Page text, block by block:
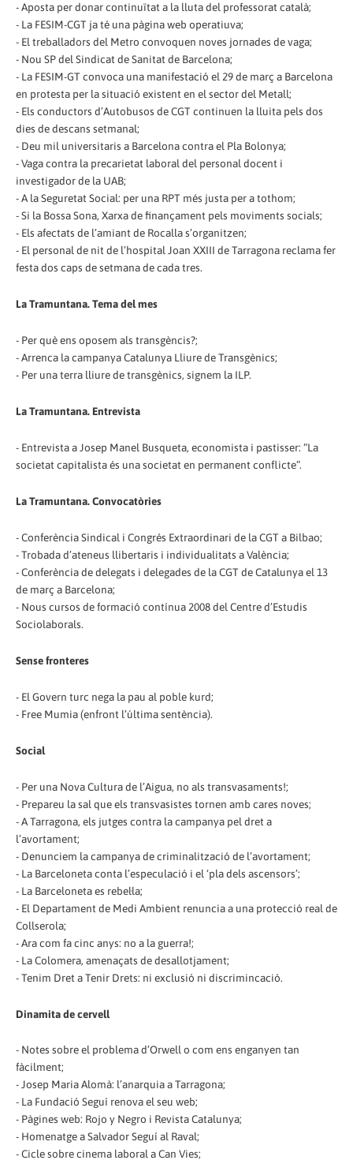
- Aposta per donar continuïtat a la lluta del professorat català;
- La FESIM-CGT ja té una pàgina web operatiuva;
- El treballadors del Metro convoquen noves jornades de vaga;
- Nou SP del Sindicat de Sanitat de Barcelona;
- La FESIM-GT convoca una manifestació el 29 de març a Barcelona
en protesta per la situació existent en el sector del Metall;
- Els conductors d’Autobusos de CGT continuen la lluita pels dos
dies de descans setmanal;
- Deu mil universitaris a Barcelona contra el Pla Bolonya;
- Vaga contra la precarietat laboral del personal docent i
investigador de la UAB;
- A la Seguretat Social: per una RPT més justa per a tothom;
- Si la Bossa Sona, Xarxa de finançament pels moviments socials;
- Els afectats de l’amiant de Rocalla s’organitzen;
- El personal de nit de l’hospital Joan XXIII de Tarragona reclama fer
festa dos caps de setmana de cada tres.
La Tramuntana. Tema del mes
- Per què ens oposem als transgèncis?;
- Arrenca la campanya Catalunya Lliure de Transgènics;
- Per una terra lliure de transgènics, signem la ILP.
La Tramuntana. Entrevista
- Entrevista a Josep Manel Busqueta, economista i pastisser: “La
societat capitalista és una societat en permanent conflicte”.
La Tramuntana. Convocatòries
- Conferència Sindical i Congrés Extraordinari de la CGT a Bilbao;
- Trobada d’ateneus llibertaris i individualitats a València;
- Conferència de delegats i delegades de la CGT de Catalunya el 13
de març a Barcelona;
- Nous cursos de formació contínua 2008 del Centre d’Estudis
Sociolaborals.
Sense fronteres
- El Govern turc nega la pau al poble kurd;
- Free Mumia (enfront l’última sentència).
Social
- Per una Nova Cultura de l’Aigua, no als transvasaments!;
- Prepareu la sal que els transvasistes tornen amb cares noves;
- A Tarragona, els jutges contra la campanya pel dret a
l’avortament;
- Denunciem la campanya de criminalització de l’avortament;
- La Barceloneta conta l’especulació i el ‘pla dels ascensors’;
- La Barceloneta es rebel·la;
- El Departament de Medi Ambient renuncia a una protecció real de
Collserola;
- Ara com fa cinc anys: no a la guerra!;
- La Colomera, amenaçats de desallotjament;
- Tenim Dret a Tenir Drets: ni exclusió ni discrimincació.
Dinamita de cervell
- Notes sobre el problema d’Orwell o com ens enganyen tan
fàcilment;
- Josep Maria Alomà: l’anarquia a Tarragona;
- La Fundació Seguí renova el seu web;
- Pàgines web: Rojo y Negro i Revista Catalunya;
- Homenatge a Salvador Seguí al Raval;
- Cicle sobre cinema laboral a Can Vies;